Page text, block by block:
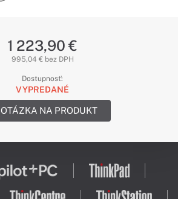
1 223,90 €
995,04 € bez DPH
Dostupnosť:
VYPREDANÉ
OTÁZKA NA PRODUKT